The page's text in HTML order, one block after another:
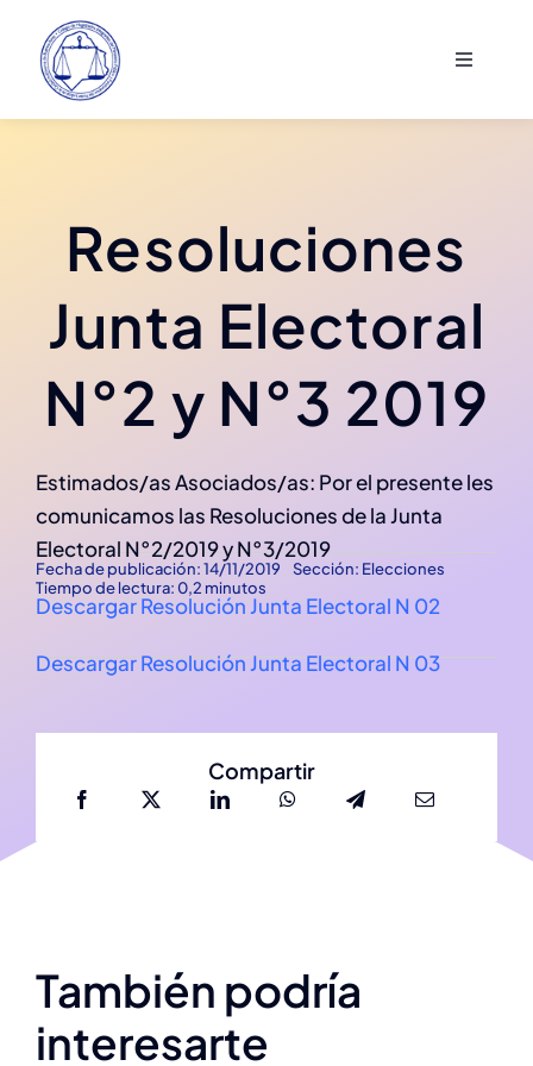
contenido
Toggle
Institucional
Asociados
Comunicación
Resoluciones
Junta Electoral
N°2 y N°3 2019
Fecha de publicación: 14/11/2019 Sección: Elecciones
Tiempo de lectura: 0,2 minutos
Estimados/as Asociados/as: Por el presente les
comunicamos las Resoluciones de la Junta
Electoral N°2/2019 y N°3/2019
Descargar Resolución Junta Electoral N 02
Descargar Resolución Junta Electoral N 03
Compartir
También podría
interesarte
Cronograma